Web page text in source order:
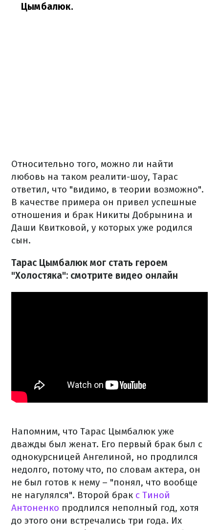
Цымбалюк.
Относительно того, можно ли найти
любовь на таком реалити-шоу, Тарас
ответил, что "видимо, в теории возможно".
В качестве примера он привел успешные
отношения и брак Никиты Добрынина и
Даши Квитковой, у которых уже родился
сын.
Тарас Цымбалюк мог стать героем
"Холостяка": смотрите видео онлайн
Напомним, что Тарас Цымбалюк уже
дважды был женат. Его первый брак был с
однокурсницей Ангелиной, но продлился
недолго, потому что, по словам актера, он
не был готов к нему – "понял, что вообще
не нагулялся". Второй брак с Тиной
Антоненко продлился неполный год, хотя
до этого они встречались три года. Их